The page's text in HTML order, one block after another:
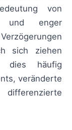
von
und enger
sich ziehen
dies häufig
veränderte